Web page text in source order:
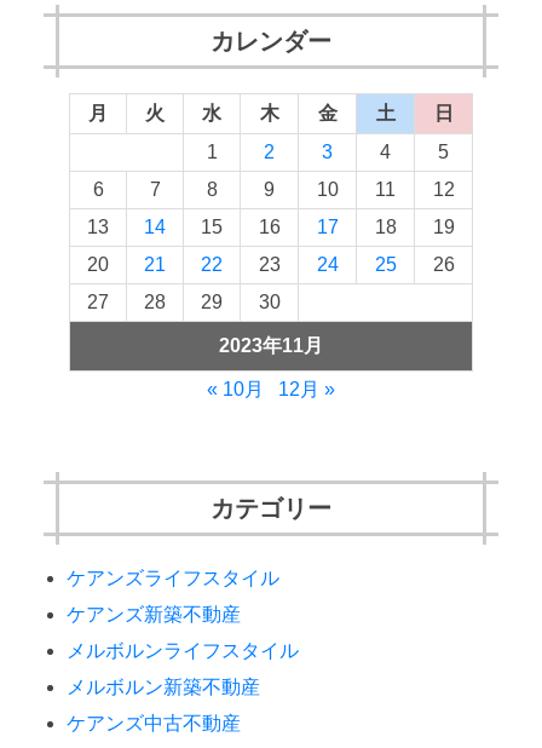
カレンダー
2023年11月
月 火 水 木 金 土
日
1
2 3 4
5
6
7 8 9 10 11
12
13
14 15 16 17 18
19
20
21 22 23 24 25
26
27
28 29 30
« 10月 12月 »
カテゴリー
ケアンズライフスタイル
ケアンズ新築不動産
メルボルンライフスタイル
メルボルン新築不動産
ケアンズ中古不動産